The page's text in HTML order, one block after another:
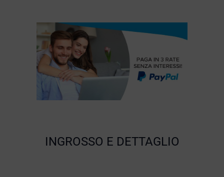
INGROSSO E DETTAGLIO